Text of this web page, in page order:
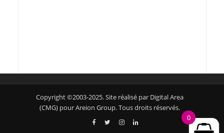
Copyright ©2003-2025. Site réalisé par Digital Area
(CMG) pour Areion Group. Tous droits réservés.
0